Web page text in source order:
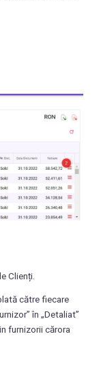
Clienți.
către fiecare
în „Detaliat”
furnizorii cărora